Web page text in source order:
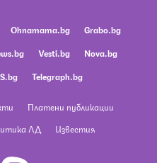
Ohnamama.bg
Grabo.bg
Vesti.bg
Nova.bg
Telegraph.bg
Платени публикации
ЛД Известия